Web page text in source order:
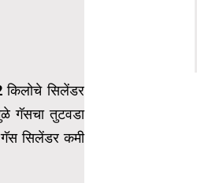
सिलेंडर
गॅसचा तुटवडा
गॅस सिलेंडर कमी